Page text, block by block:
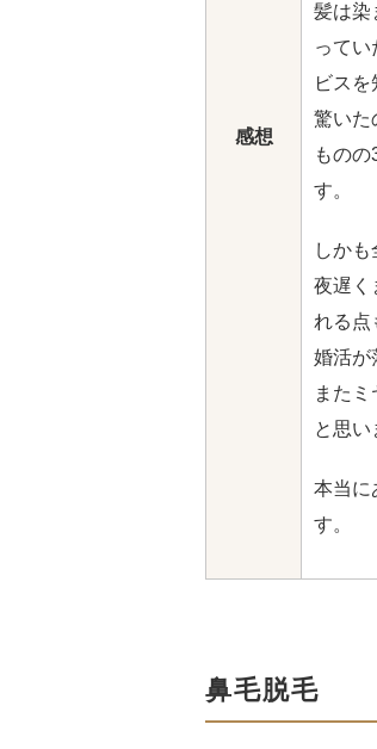
感想
髪は染
って
ビスを
驚いた
もの
す。
しかも
夜遅く
れる点
婚活が
また
と思い
本当に
す。
鼻毛脱毛